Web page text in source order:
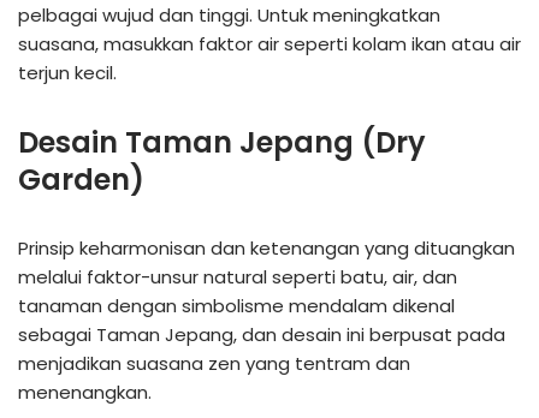
pelbagai wujud dan tinggi. Untuk meningkatkan
suasana, masukkan faktor air seperti kolam ikan atau air
terjun kecil.
Desain Taman Jepang (Dry
Garden)
Prinsip keharmonisan dan ketenangan yang dituangkan
melalui faktor-unsur natural seperti batu, air, dan
tanaman dengan simbolisme mendalam dikenal
sebagai Taman Jepang, dan desain ini berpusat pada
menjadikan suasana zen yang tentram dan
menenangkan.